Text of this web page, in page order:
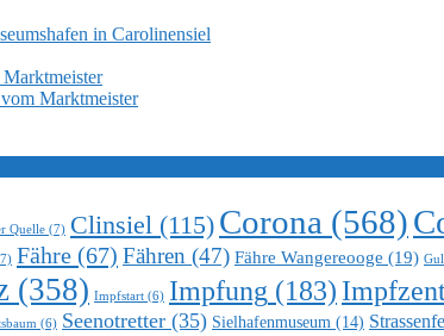
in Carolinensiel
Marktmeister
Quelle (7) Clinsiel (115) Corona (568)
Fähre (67) Fähren (47) Fähre Wangereooge (19)
(358) Impfstart (6) Impfung (183)
(6) Seenotretter (35) Sielhafenmuseum (14)